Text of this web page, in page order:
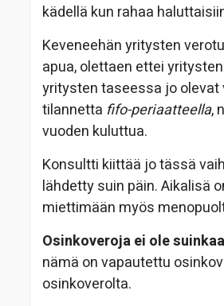
kädellä kun rahaa
Keveneehän yritysten
apua, olettaen ettei
yritysten taseessa jo olevat
tilannetta fifo-periaatteella,
vuoden kuluttua.
Konsultti kiittää jo tässä
lähdetty suin päin. Aikalisä
miettimään myös
Osinkoveroja ei ole
nämä on vapautettu
osinkoverolta.